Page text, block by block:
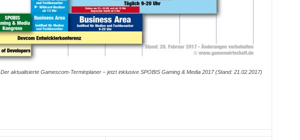
Der aktualisierte Gamescom-Terminplaner – jetzt inklusive SPOBIS Gaming & Media 2017 (Stand: 21.02.2017)